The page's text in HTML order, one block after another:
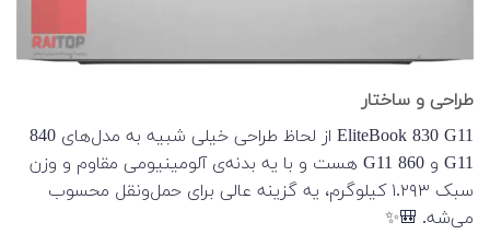
طراحی و ساختار
EliteBook 830 G11 از لحاظ طراحی خیلی شبیه به مدل‌های 840
G11 و 860 G11 هست و با یه بدنه‌ی آلومینیومی مقاوم و وزن
سبک ۱.۲۹۳ کیلوگرم، یه گزینه عالی برای حمل‌ونقل محسوب
می‌شه. 🎒✨